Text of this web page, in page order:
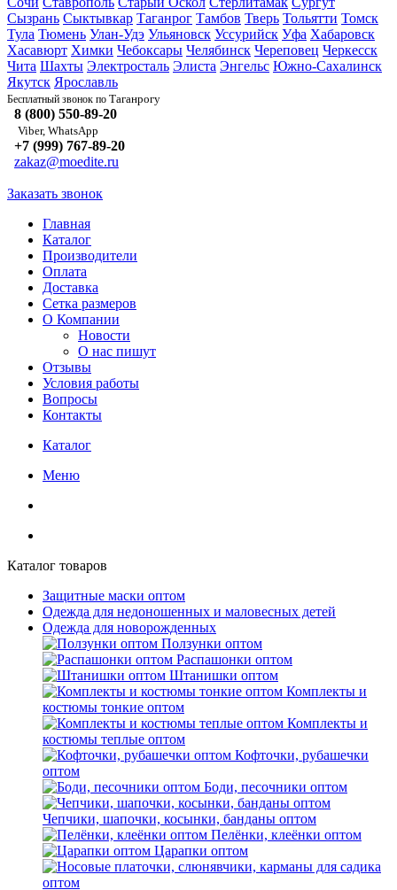
Сызрань Сыктывкар Таганрог Тамбов Тверь Тольятти Томск
Тула Тюмень Улан-Удэ Ульяновск Уссурийск Уфа Хабаровск
Хасавюрт Химки Чебоксары Челябинск Череповец Черкесск
Чита Шахты Электросталь Элиста Энгельс Южно-Сахалинск
Якутск Ярославль
Бесплатный звонок по Таганрогу
8 (800) 550-89-20
Viber, WhatsApp
+7 (999) 767-89-20
zakaz@moedite.ru
Заказать звонок
Главная
Каталог
Производители
Оплата
Доставка
Сетка размеров
О Компании
Новости
О нас пишут
Отзывы
Условия работы
Вопросы
Контакты
Каталог
Меню
Каталог товаров
Защитные маски оптом
Одежда для недоношенных и маловесных детей
Одежда для новорожденных
Ползунки оптом
Распашонки оптом
Штанишки оптом
Комплекты и
костюмы тонкие оптом
Комплекты и
костюмы теплые оптом
Кофточки, рубашечки
оптом
Боди, песочники оптом
Чепчики, шапочки, косынки, банданы оптом
Пелёнки, клеёнки оптом
Царапки оптом